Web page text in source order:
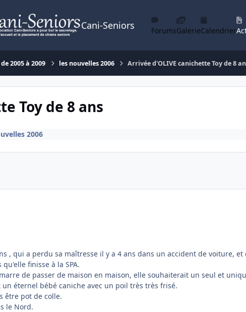
Cani-Seniors ForumsGalerieCalendrier
2005 à 2009 les nouvelles 2006 Arrivée d'OLIVE canichette Toy de 8
Toy de 8 ans
2006
, qui a perdu sa maîtresse il y a 4 ans dans un accident de voiture,
finisse à la SPA.
de passer de maison en maison, elle souhaiterait un seul et
éternel bébé caniche avec un poil très très frisé.
être pot de colle.
le Nord.